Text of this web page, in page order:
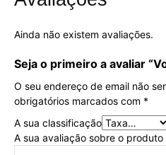
Ainda não existem avaliações.
Seja o primeiro a avaliar
O seu endereço de email não
obrigatórios marcados com *
A sua classificação
A sua avaliação sobre o produto